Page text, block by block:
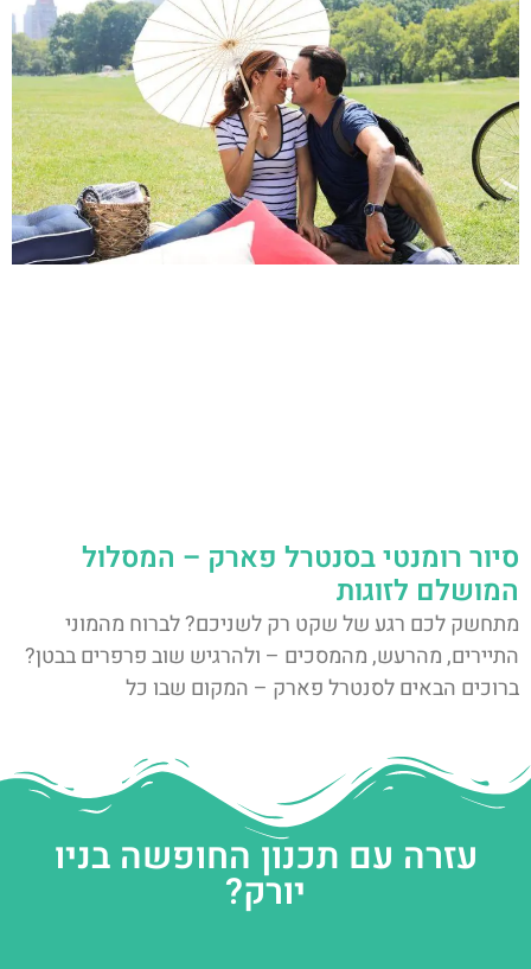
סיור רומנטי בסנטרל פארק – המסלול
המושלם לזוגות
מתחשק לכם רגע של שקט רק לשניכם? לברוח מהמוני
התיירים, מהרעש, מהמסכים – ולהרגיש שוב פרפרים בבטן?
ברוכים הבאים לסנטרל פארק – המקום שבו כל
עזרה עם תכנון החופשה בניו
יורק?